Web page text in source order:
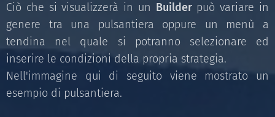
Ciò che si visualizzerà in un Builderpuò variare in
genere tra una pulsantiera oppure un menù a
tendina nel quale si potranno selezionare ed
inserire le condizioni della propria strategia.
Nell'immagine qui di seguito viene mostrato un
esempio di pulsantiera.